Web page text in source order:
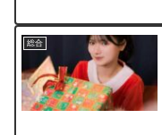
総合